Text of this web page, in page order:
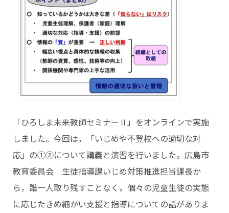
「ひろしま未来教師セミナーⅡ」をオンラインで実施
しました。今回は，「いじめや不登校への適切な対
応」の①②について講義と演習を行いました。広島市
教育委員会 生徒指導課いじめ対策推進担当課長か
ら，誰一人取り残すことなく，個々の児童生徒の実態
に応じたきめ細かい支援と指導についての話がありま